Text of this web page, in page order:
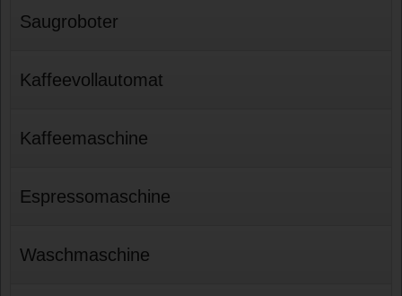
Saugroboter
Kaffeevollautomat
Kaffeemaschine
Espressomaschine
Waschmaschine